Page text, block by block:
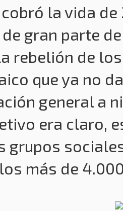
cobró la vida
gran parte
rebelión de
que ya no
general a
era claro,
grupos
más de